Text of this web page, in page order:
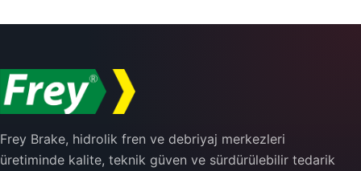
Frey Brake, hidrolik fren ve debriyaj merkezleri
üretiminde kalite, teknik güven ve sürdürülebilir tedarik